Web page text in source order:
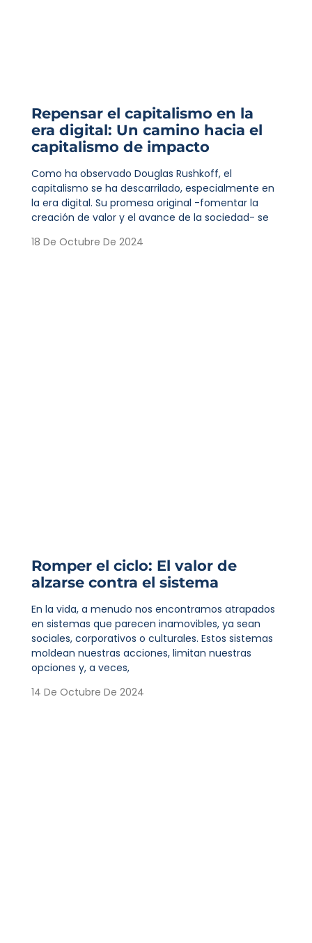
Repensar el capitalismo en la
era digital: Un camino hacia el
capitalismo de impacto
Como ha observado Douglas Rushkoff, el
capitalismo se ha descarrilado, especialmente en
la era digital. Su promesa original -fomentar la
creación de valor y el avance de la sociedad- se
18 De Octubre De 2024
Romper el ciclo: El valor de
alzarse contra el sistema
En la vida, a menudo nos encontramos atrapados
en sistemas que parecen inamovibles, ya sean
sociales, corporativos o culturales. Estos sistemas
moldean nuestras acciones, limitan nuestras
opciones y, a veces,
14 De Octubre De 2024